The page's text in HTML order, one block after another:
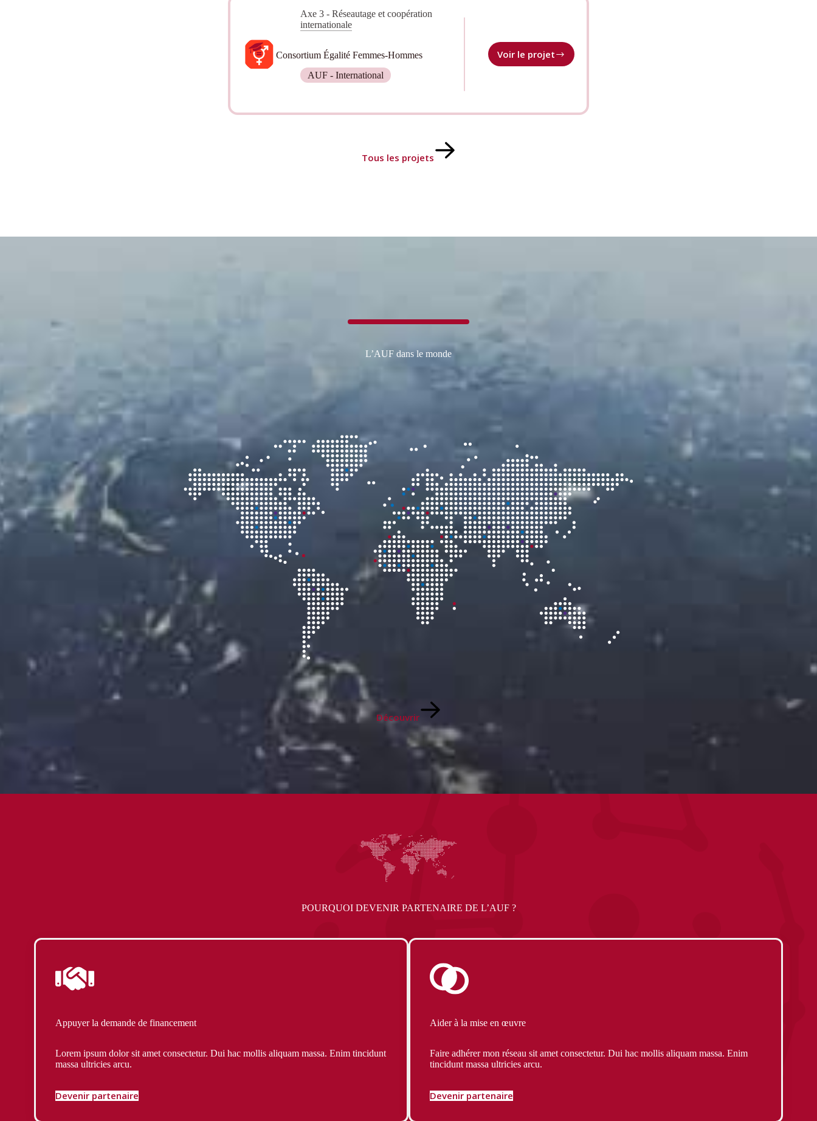
Axe 3 - Réseautage et coopération
internationale
Consortium Égalité Femmes-Hommes
AUF - International
Voir le projetConsortium
Tous les projets
L’AUF dans le monde
Découvrir
POURQUOI DEVENIR PARTENAIRE DE L’AUF ?
Appuyer la demande de financement
Lorem ipsum dolor sit amet consectetur. Dui hac mollis aliquam massa. Enim tincidunt
massa ultricies arcu.
Devenir partenaire
Aider à la mise en œuvre
Faire adhérer mon réseau sit amet consectetur. Dui hac mollis aliquam massa. Enim
tincidunt massa ultricies arcu.
Devenir partenaire